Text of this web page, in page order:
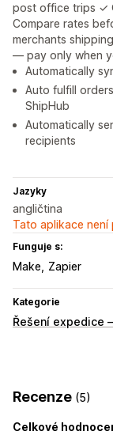
post office trips ✓
Compare rates
merchants
— pay only when
Automatically
Auto fulfill
ShipHub
Automatically
recipients
Jazyky
angličtina
Tato aplikace
Funguje s:
Make Zapier
Kategorie
Řešení expedice
Recenze (5)
Celkové